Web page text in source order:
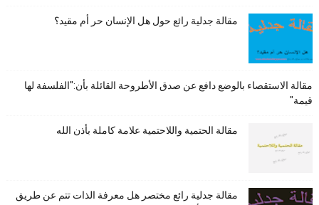
مقالة جدلية رائع حول هل الإنسان حر أم مقيد؟
مقالة الاستقصاء بالوضع دافع عن صدق الأطروحة القائلة بأن:"الفلسفة لها
قيمة"
مقالة الحتمية واللاحتمية علامة كاملة بأذن الله
مقالة جدلية رائع مختصر هل معرفة الذات تتم عن طريق